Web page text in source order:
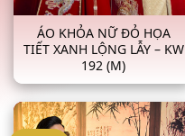
ÁO KHỎA NỮ ĐỎ HỌA
TIẾT XANH LỘNG LẪY – KW
192 (M)